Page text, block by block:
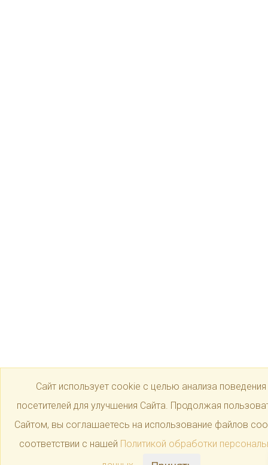
Сайт использует cookie с целью анализа поведения
посетителей для улучшения Сайта. Продолжая
Сайтом, вы соглашаетесь на использование файлов
соответствии с нашей Политикой обработки